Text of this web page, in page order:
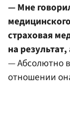
— Мне
страховая
на
— Абсолютно
отношении